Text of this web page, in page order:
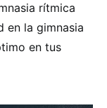
rítmica
en la gimnasia
en tus